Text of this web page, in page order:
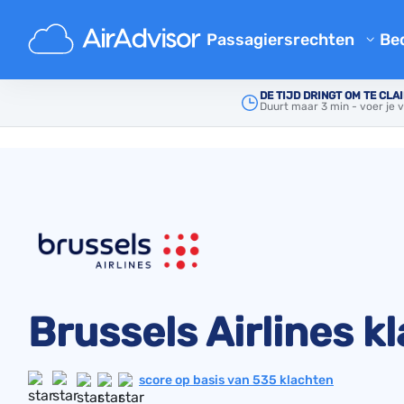
Passagiersrechten
Gratis Compensatie
Vergoeding Vertraging
Luchtvaart Stakingen
Voorschriften
DE TIJD DRINGT OM TE
Duurt maar 3 min - voer je
Klachten over luchtvaartmaatschappijen
Brussels Airlines
score op basis van 535 klachten